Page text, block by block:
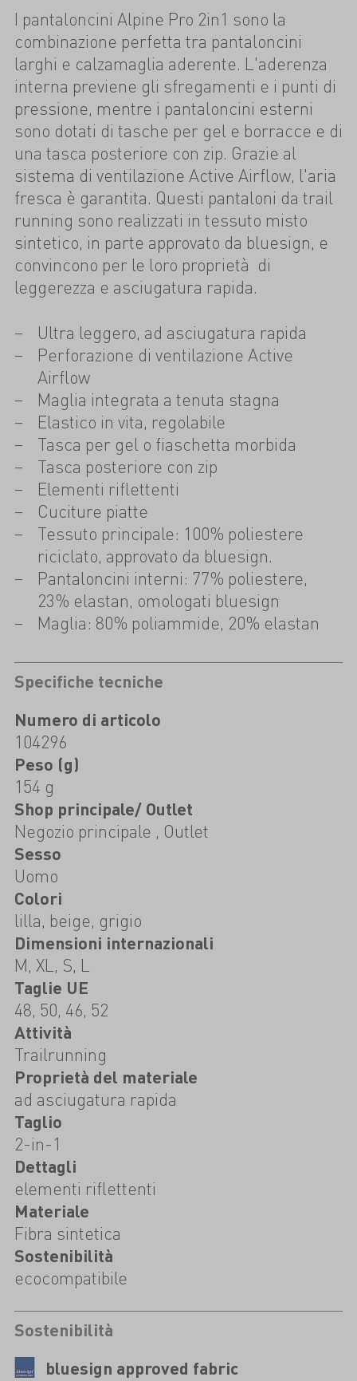
I pantaloncini Alpine Pro 2in1 sono la
combinazione perfetta tra pantaloncini
larghi e calzamaglia aderente. L'aderenza
interna previene gli sfregamenti e i punti di
pressione, mentre i pantaloncini esterni
sono dotati di tasche per gel e borracce e di
una tasca posteriore con zip. Grazie al
sistema di ventilazione Active Airflow, l'aria
fresca è garantita. Questi pantaloni da trail
running sono realizzati in tessuto misto
sintetico, in parte approvato da bluesign, e
convincono per le loro proprietà di
leggerezza e asciugatura rapida.
Ultra leggero, ad asciugatura rapida
Perforazione di ventilazione Active
Airflow
Maglia integrata a tenuta stagna
Elastico in vita, regolabile
Tasca per gel o fiaschetta morbida
Tasca posteriore con zip
Elementi riflettenti
Cuciture piatte
Tessuto principale: 100% poliestere
riciclato, approvato da bluesign.
Pantaloncini interni: 77% poliestere,
23% elastan, omologati bluesign
Maglia: 80% poliammide, 20% elastan
Specifiche tecniche
Numero di articolo
104296
Peso (g)
154 g
Shop principale/ Outlet
Negozio principale , Outlet
Sesso
Uomo
Colori
lilla, beige, grigio
Dimensioni internazionali
M, XL, S, L
Taglie UE
48, 50, 46, 52
Attività
Trailrunning
Proprietà del materiale
ad asciugatura rapida
Taglio
2-in-1
Dettagli
elementi riflettenti
Materiale
Fibra sintetica
Sostenibilità
ecocompatibile
Sostenibilità
bluesign approved fabric